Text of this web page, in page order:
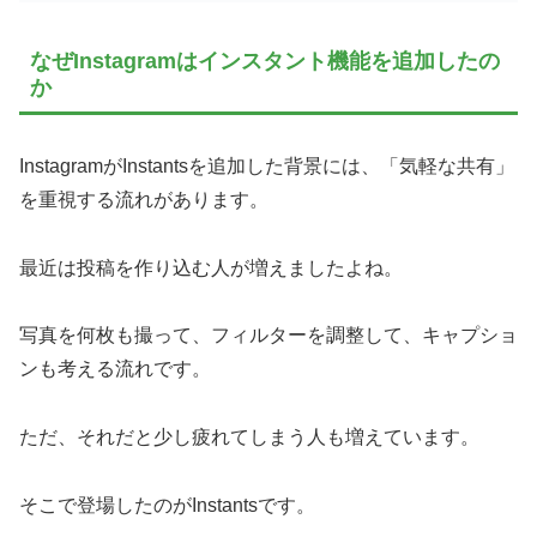
なぜInstagramはインスタント機能を追加したの
か
InstagramがInstantsを追加した背景には、「気軽な共有」
を重視する流れがあります。
最近は投稿を作り込む人が増えましたよね。
写真を何枚も撮って、フィルターを調整して、キャプショ
ンも考える流れです。
ただ、それだと少し疲れてしまう人も増えています。
そこで登場したのがInstantsです。